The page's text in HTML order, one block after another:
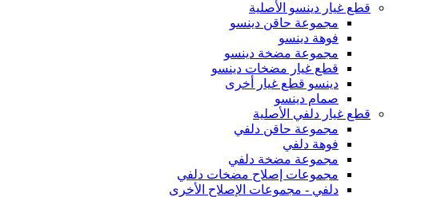
قطع غيار دينسو الأصلية
مجموعة حاقن دينسو
فوهة دينسو
مجموعة مضخة دينسو
قطع غيار مضخات دينسو
دينسو قطع غيار أخرى
صمام دينسو
قطع غيار دلفي الأصلية
مجموعة حاقن دلفي
فوهة دلفي
مجموعة مضخة دلفي
مجموعات إصلاح مضخات دلفي
دلفي - مجموعات الإصلاح الأخرى